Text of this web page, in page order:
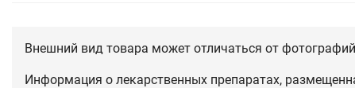
Внешний вид товара может отличаться от фотографий
Информация о лекарственных препаратах,